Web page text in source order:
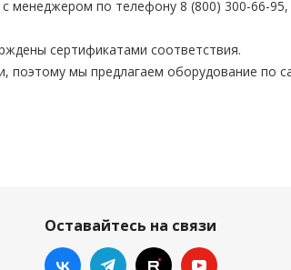
менеджером по телефону 8 (800) 300-66-
сертификатами соответствия.
мы предлагаем оборудование по
Оставайтесь на связи